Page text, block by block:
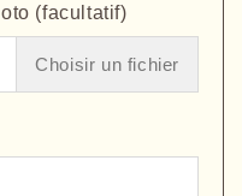
(facultatif)
Choisir un fichier